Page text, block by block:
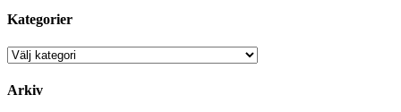
Kategorier
Kategorier
Arkiv